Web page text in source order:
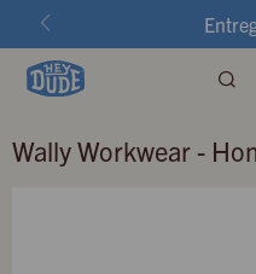
Wally Workwear -